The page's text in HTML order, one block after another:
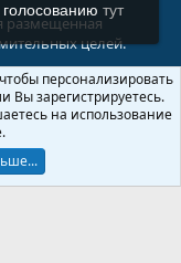
размещенная
целей.
дайвинг, туризм
тут
персонализировать
Вы зарегистрируетесь.
на использование